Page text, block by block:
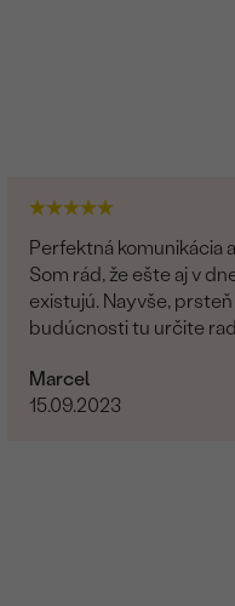
Perfektná
Som rád, že ešte aj v
existujú. Nayvše,
budúcnosti tu určite
Marcel
15.09.2023